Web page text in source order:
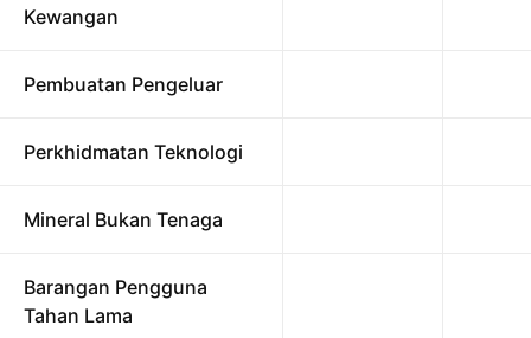
Kewangan
Pembuatan Pengeluar
Perkhidmatan Teknologi
Mineral Bukan Tenaga
Barangan Pengguna
Tahan Lama